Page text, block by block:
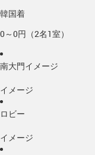
韓国着
0～0円（2名1室）
南大門イメージ
イメージ
ロビー
イメージ